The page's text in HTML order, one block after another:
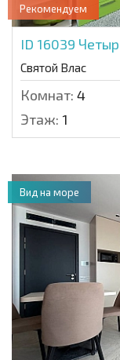
Рекомендуем
ID 16039
Святой Влас
Комнат: 4
Этаж: 1
Вид на море